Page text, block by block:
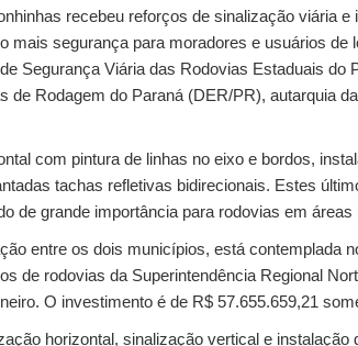
recebeu reforços de sinalização viária e
mais segurança para moradores e usuários de
Segurança Viária das Rodovias Estaduais do
de Rodagem do Paraná (DER/PR), autarquia
com pintura de linhas no eixo e bordos,
tachas refletivas bidirecionais. Estes
de grande importância para rodovias em áreas
entre os dois municípios, está contemplada
de rodovias da Superintendência Regional
O investimento é de R$ 57.655.659,21
horizontal, sinalização vertical e instalação